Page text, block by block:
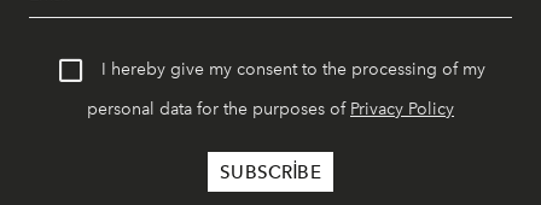
I hereby give my consent to the processing of my
personal data for the purposes of Privacy Policy